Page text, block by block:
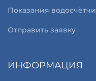
Показания
Отправить заявку
ИНФОРМАЦИЯ